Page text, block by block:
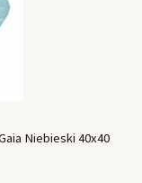
Niebieski 40x40